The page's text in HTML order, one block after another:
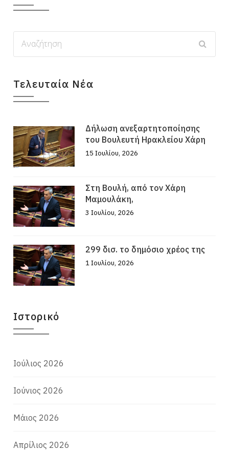
Τελευταία Νέα
Δήλωση ανεξαρτητοποίησης
του Βουλευτή Ηρακλείου Χάρη
15 Ιουλίου, 2026
Στη Βουλή, από τον Χάρη
Μαμουλάκη,
3 Ιουλίου, 2026
299 δισ. το δημόσιο χρέος της
1 Ιουλίου, 2026
Ιστορικό
Ιούλιος 2026
Ιούνιος 2026
Μάιος 2026
Απρίλιος 2026